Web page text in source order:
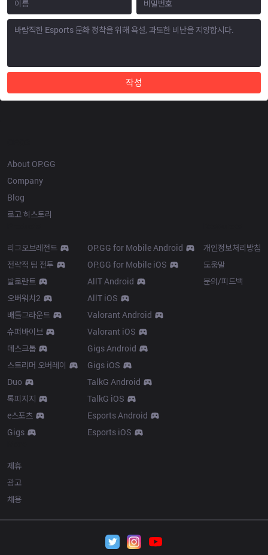
작성
About OP.GG
Company
Blog
로고 히스토리
리그오브레전드
전략적 팀 전투
발로란트
오버워치2
배틀그라운드
슈퍼바이브
데스크톱
스트리머 오버레이
Duo
톡피지지
e스포츠
Gigs
OP.GG for Mobile Android
OP.GG for Mobile iOS
AllT Android
AllT iOS
Valorant Android
Valorant iOS
Gigs Android
Gigs iOS
TalkG Android
TalkG iOS
Esports Android
Esports iOS
개인정보처리방침
도움말
문의/피드백
제휴
광고
채용